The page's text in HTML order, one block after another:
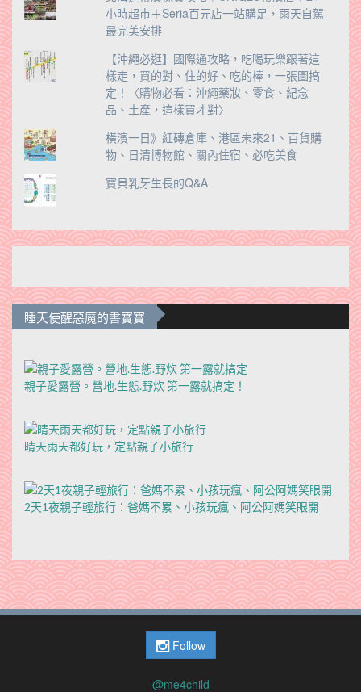
小時超市＋Seria百元店一站購足，雨天自駕
最完美安排
【沖繩必逛】國際通攻略，吃喝玩樂跟著這
樣走，買的對、住的好、吃的棒，一張圖搞
定！〈購物必看：沖繩藥妝、零食、紀念
品、土產，這樣買才對〉
橫濱一日》紅磚倉庫、港區未來21、百貨購
物、日清博物館、關內住宿、必吃美食
寶貝乳牙生長的Q&A
睡天使醒惡魔的書寶寶
親子愛露營。營地.生態.野炊 第一露就搞定！
晴天雨天都好玩，定點親子小旅行
2天1夜親子輕旅行：爸媽不累、小孩玩瘋、阿公阿媽笑眼開
Follow
@me4child